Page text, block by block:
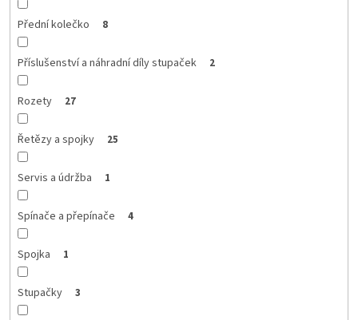
Přední kolečko 8
Příslušenství a náhradní díly stupaček 2
Rozety 27
Řetězy a spojky 25
Servis a údržba 1
Spínače a přepínače 4
Spojka 1
Stupačky 3